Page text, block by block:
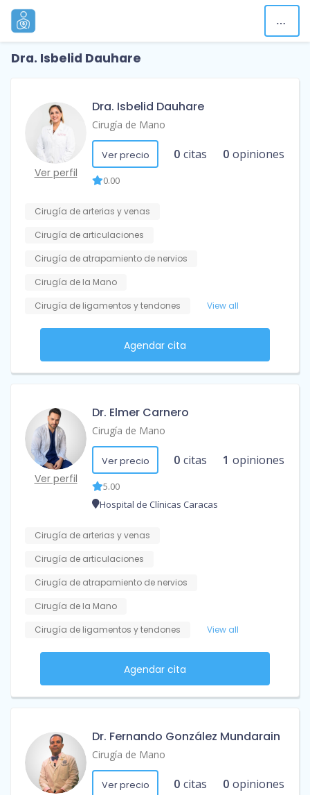
Dra. Isbelid Dauhare
Ver perfil
Dra. Isbelid Dauhare
Cirugía de Mano
Ver precio 0 citas 0 opiniones
0.00
Cirugía de arterias y venas
Cirugía de articulaciones
Cirugía de atrapamiento de nervios
Cirugía de la Mano
Cirugía de ligamentos y tendones
View all
Agendar cita
Ver perfil
Dr. Elmer Carnero
Cirugía de Mano
Ver precio 0 citas 1 opiniones
5.00
Hospital de Clínicas Caracas
Cirugía de arterias y venas
Cirugía de articulaciones
Cirugía de atrapamiento de nervios
Cirugía de la Mano
Cirugía de ligamentos y tendones
View all
Agendar cita
Dr. Fernando González Mundarain
Cirugía de Mano
Ver precio 0 citas 0 opiniones